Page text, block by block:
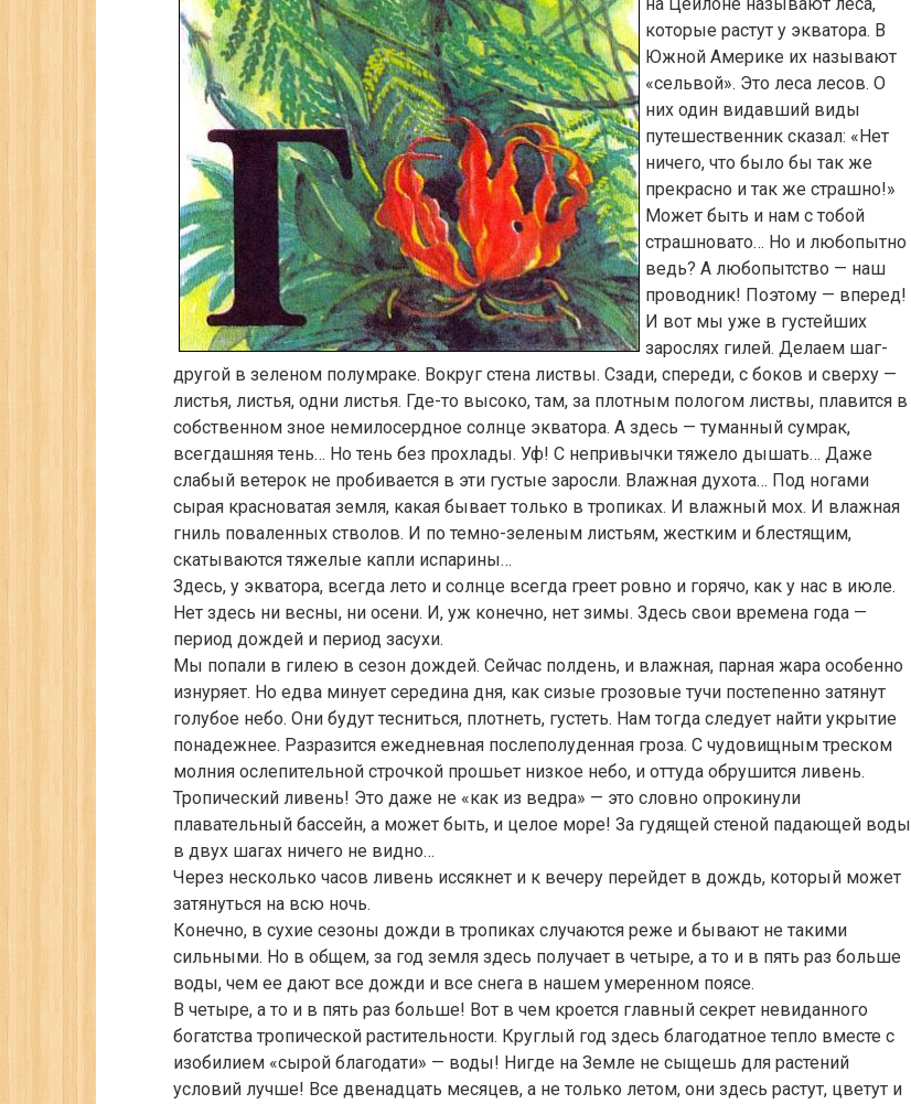
которые растут у экватора. В
Южной Америке их называют
«сельвой». Это леса лесов. О
них один видавший виды
путешественник сказал: «Нет
ничего, что было бы так же
прекрасно и так же страшно!»
Может быть и нам с тобой
страшновато… Но и любопытно
ведь? А любопытство — наш
проводник! Поэтому — вперед!
И вот мы уже в густейших
зарослях гилей. Делаем шаг-
другой в зеленом полумраке. Вокруг стена листвы. Сзади, спереди, с боков и сверху —
листья, листья, одни листья. Где-то высоко, там, за плотным пологом листвы, плавится в
собственном зное немилосердное солнце экватора. А здесь — туманный сумрак,
всегдашняя тень… Но тень без прохлады. Уф! С непривычки тяжело дышать… Даже
слабый ветерок не пробивается в эти густые заросли. Влажная духота… Под ногами
сырая красноватая земля, какая бывает только в тропиках. И влажный мох. И влажная
гниль поваленных стволов. И по темно-зеленым листьям, жестким и блестящим,
скатываются тяжелые капли испарины…
Здесь, у экватора, всегда лето и солнце всегда греет ровно и горячо, как у нас в июле.
Нет здесь ни весны, ни осени. И, уж конечно, нет зимы. Здесь свои времена года —
период дождей и период засухи.
Мы попали в гилею в сезон дождей. Сейчас полдень, и влажная, парная жара особенно
изнуряет. Но едва минует середина дня, как сизые грозовые тучи постепенно затянут
голубое небо. Они будут тесниться, плотнеть, густеть. Нам тогда следует найти укрытие
понадежнее. Разразится ежедневная послеполуденная гроза. С чудовищным треском
молния ослепительной строчкой прошьет низкое небо, и оттуда обрушится ливень.
Тропический ливень! Это даже не «как из ведра» — это словно опрокинули
плавательный бассейн, а может быть, и целое море! За гудящей стеной падающей воды
в двух шагах ничего не видно…
Через несколько часов ливень иссякнет и к вечеру перейдет в дождь, который может
затянуться на всю ночь.
Конечно, в сухие сезоны дожди в тропиках случаются реже и бывают не такими
сильными. Но в общем, за год земля здесь получает в четыре, а то и в пять раз больше
воды, чем ее дают все дожди и все снега в нашем умеренном поясе.
В четыре, а то и в пять раз больше! Вот в чем кроется главный секрет невиданного
богатства тропической растительности. Круглый год здесь благодатное тепло вместе с
изобилием «сырой благодати» — воды! Нигде на Земле не сыщешь для растений
условий лучше! Все двенадцать месяцев, а не только летом, они здесь растут, цветут и